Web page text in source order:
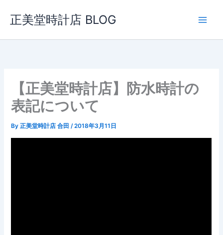
ス
正美堂時計店 BLOG
【正美堂時計店】防水時計の
表記について
By正美堂時計店 合田/2018年3月11日